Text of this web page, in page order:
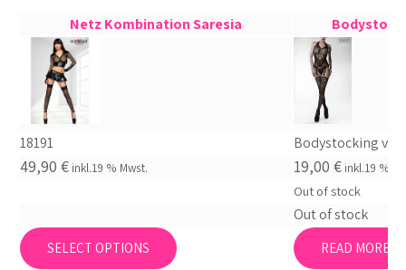
Netz Kombination Saresia
18191 Bodystocking von
49,90 € inkl.19 % Mwst. 19,00 € inkl.19 %
Out of stock
Out of stock
SELECT OPTIONS
product
READ MORE